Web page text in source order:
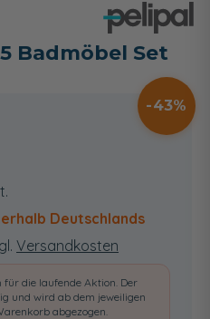
Badmöbel Set
43
Deutschlands
Versandkosten
die laufende Aktion. Der
und wird ab dem jeweiligen
abgezogen.